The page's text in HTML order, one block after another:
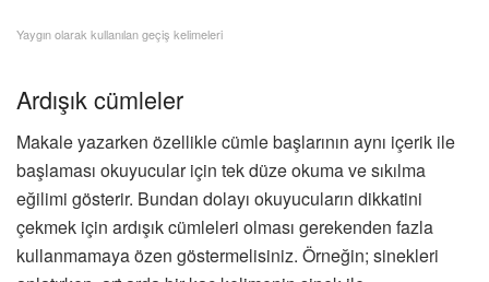
Yaygın olarak kullanılan geçiş kelimeleri
Ardışık cümleler
Makale yazarken özellikle cümle başlarının aynı içerik ile
başlaması okuyucular için tek düze okuma ve sıkılma
eğilimi gösterir. Bundan dolayı okuyucuların dikkatini
çekmek için ardışık cümleleri olması gerekenden fazla
kullanmamaya özen göstermelisiniz. Örneğin; sinekleri